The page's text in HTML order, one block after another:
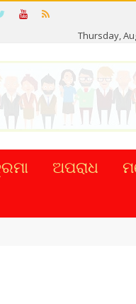
Thursday,
ଅପରାଧ